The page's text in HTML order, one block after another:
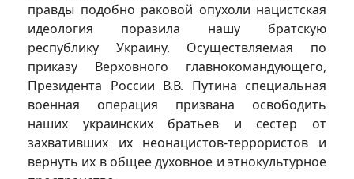
правды подобно раковой опухоли нацистская
идеология поразила нашу братскую
республику Украину. Осуществляемая по
приказу Верховного главнокомандующего,
Президента России В.В. Путина специальная
военная операция призвана освободить
наших украинских братьев и сестер от
захвативших их неонацистов-террористов и
вернуть их в общее духовное и этнокультурное